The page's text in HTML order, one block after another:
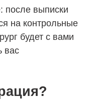
после выписки
на контрольные
будет с вами
вас